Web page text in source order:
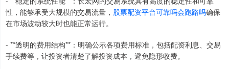
性，能够承受大规模的交易流量， 股票配资平台可靠吗会跑路吗确保
在市场波动较大时也能正常运行。
- **透明的费用结构**：明确公示各项费用标准，包括配资利息、交易
手续费等，让投资者清楚了解投资成本，避免隐形收费。